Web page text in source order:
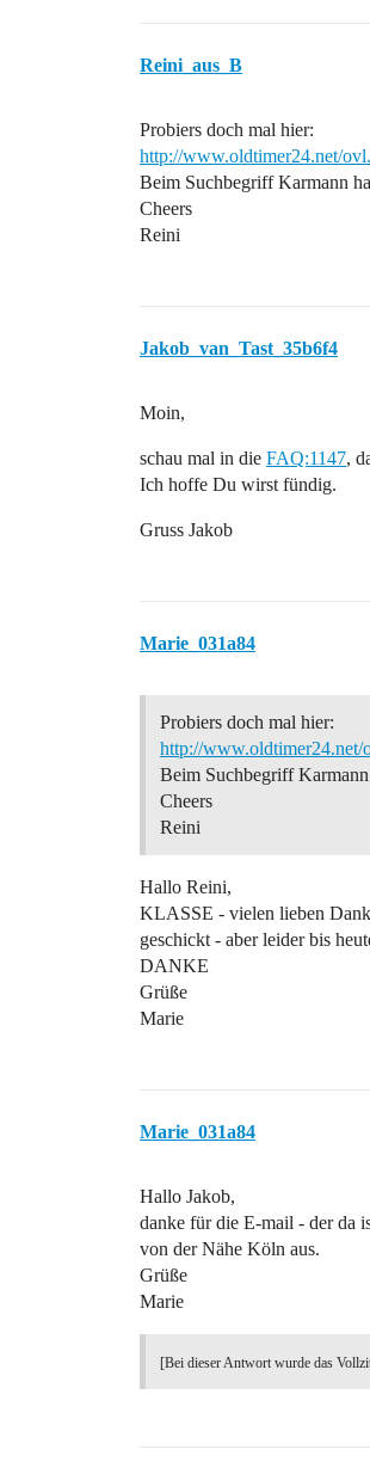
Reini_aus_B
Probiers doch mal hier:
http://www.oldtimer24.net/
Beim Suchbegriff Karmann
Cheers
Reini
Jakob_van_Tast_35b6f4
Moin,
schau mal in die FAQ:1147,
Ich hoffe Du wirst fündig.
Gruss Jakob
Marie_031a84
Probiers doch mal hier:
http://www.oldtimer24.net/
Beim Suchbegriff
Cheers
Reini
Hallo Reini,
KLASSE - vielen lieben
geschickt - aber leider bis
DANKE
Grüße
Marie
Marie_031a84
Hallo Jakob,
danke für die E-mail - der da
von der Nähe Köln aus.
Grüße
Marie
[Bei dieser Antwort wurde das